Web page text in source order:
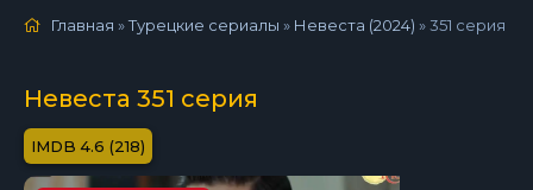
Главная »Турецкие сериалы » Невеста (2024) »351 серия
Невеста 351 серия
4.6 (218)